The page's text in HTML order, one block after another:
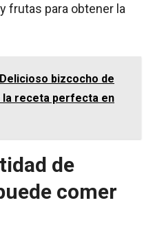
frutas para obtener la
Delicioso bizcocho de
la receta perfecta en
de
comer